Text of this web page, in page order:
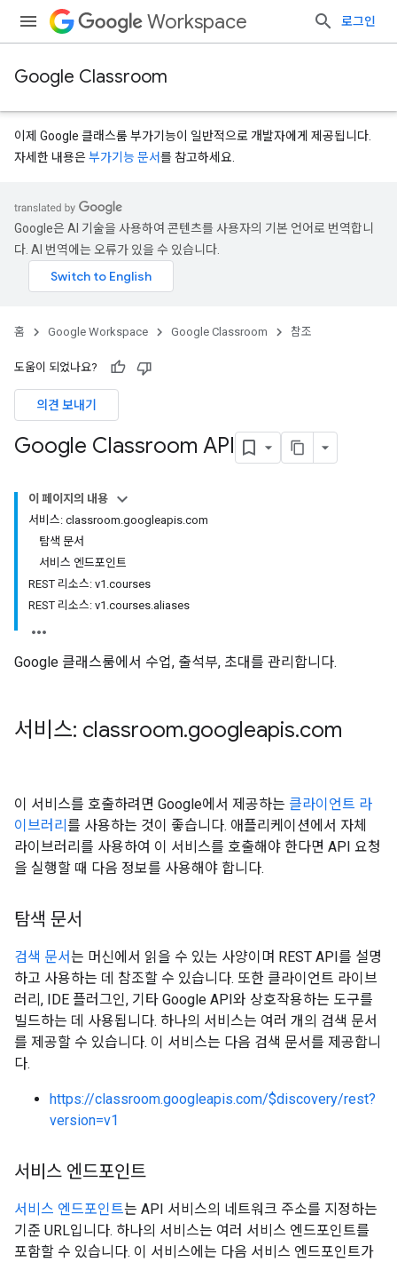
Workspace 로그인
Google Classroom
이제 Google 클래스룸 부가기능이 일반적으로 개발자에게 제공됩니다.
자세한 내용은부가기능 문서를 참고하세요.
Google은 AI 기술을 사용하여 콘텐츠를 사용자의 기본 언어로 번역합니
다. AI 번역에는 오류가 있을 수 있습니다.
홈 Google Workspace Google Classroom 참조
도움이 되었나요?
의견 보내기
Google Classroom API
이 페이지의 내용
서비스: classroom.googleapis.com
탐색 문서
서비스 엔드포인트
REST 리소스: v1.courses
REST 리소스: v1.courses.aliases
Google 클래스룸에서 수업, 출석부, 초대를 관리합니다.
서비스: classroom.googleapis.com
이 서비스를 호출하려면 Google에서 제공하는 클라이언트 라
이브러리 를 사용하는 것이 좋습니다. 애플리케이션에서 자체
라이브러리를 사용하여 이 서비스를 호출해야 한다면 API 요청
을 실행할 때 다음 정보를 사용해야 합니다.
탐색 문서
검색 문서는 머신에서 읽을 수 있는 사양이며 REST API를 설명
하고 사용하는 데 참조할 수 있습니다. 또한 클라이언트 라이브
러리, IDE 플러그인, 기타 Google API와 상호작용하는 도구를
빌드하는 데 사용됩니다. 하나의 서비스는 여러 개의 검색 문서
를 제공할 수 있습니다. 이 서비스는 다음 검색 문서를 제공합니
다.
https://classroom.googleapis.com/$discovery/rest?
version=v1
서비스 엔드포인트
서비스 엔드포인트는 API 서비스의 네트워크 주소를 지정하는
기준 URL입니다. 하나의 서비스는 여러 서비스 엔드포인트를
포함할 수 있습니다. 이 서비스에는 다음 서비스 엔드포인트가